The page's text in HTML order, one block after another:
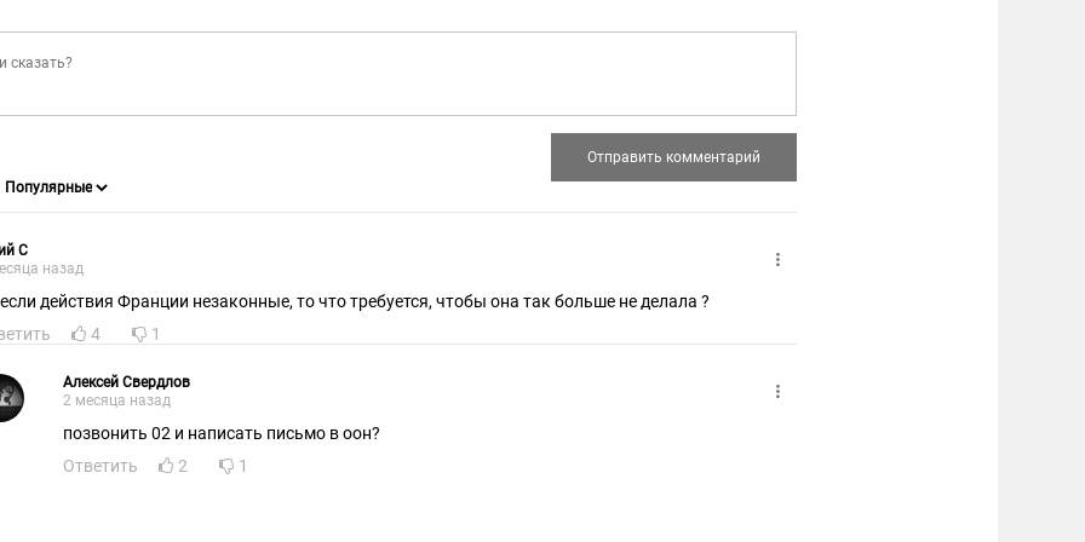
С
назад
действия Франции незаконные, то что требуется, чтобы она так больше не делала ?
4 1
Алексей Свердлов
2 месяца назад
позвонить 02 и написать письмо в оон?
Ответить
2 1